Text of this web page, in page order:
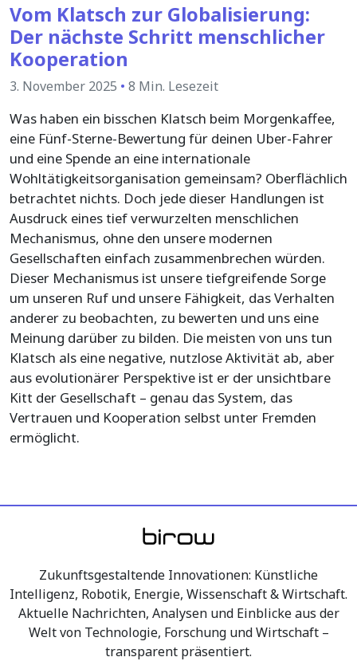
Vom Klatsch zur Globalisierung:
Der nächste Schritt menschlicher
Kooperation
3. November 2025 • 8 Min. Lesezeit
Was haben ein bisschen Klatsch beim Morgenkaffee,
eine Fünf-Sterne-Bewertung für deinen Uber-Fahrer
und eine Spende an eine internationale
Wohltätigkeitsorganisation gemeinsam? Oberflächlich
betrachtet nichts. Doch jede dieser Handlungen ist
Ausdruck eines tief verwurzelten menschlichen
Mechanismus, ohne den unsere modernen
Gesellschaften einfach zusammenbrechen würden.
Dieser Mechanismus ist unsere tiefgreifende Sorge
um unseren Ruf und unsere Fähigkeit, das Verhalten
anderer zu beobachten, zu bewerten und uns eine
Meinung darüber zu bilden. Die meisten von uns tun
Klatsch als eine negative, nutzlose Aktivität ab, aber
aus evolutionärer Perspektive ist er der unsichtbare
Kitt der Gesellschaft – genau das System, das
Vertrauen und Kooperation selbst unter Fremden
ermöglicht.
Zukunftsgestaltende Innovationen: Künstliche
Intelligenz, Robotik, Energie, Wissenschaft & Wirtschaft.
Aktuelle Nachrichten, Analysen und Einblicke aus der
Welt von Technologie, Forschung und Wirtschaft –
transparent präsentiert.